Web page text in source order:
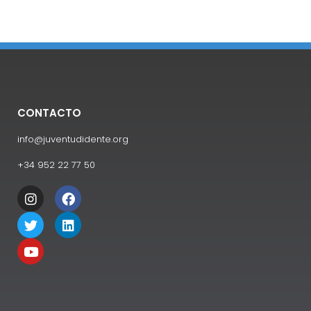
CONTACTO
info@juventudidente.org
+34 952 22 77 50